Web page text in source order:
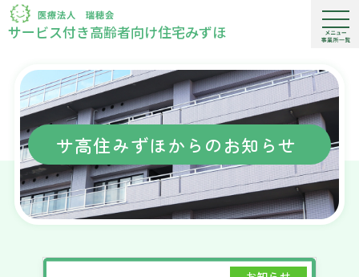
サ高住みずほからのお知らせ
サービス付き高齢者向け住宅みずほ